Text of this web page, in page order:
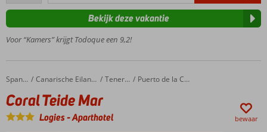
Gelegen
Ingles
Kleinschalig
Cita aan de
overkant
Verwarmd
Voor “Kamers” krijgt Todoque een 9,2!
Bekijk deze vakantie
Home Spanje Canarische Eilanden Tenerife Puerto de la Cruz
Coral Teide Mar
Coral Teide Mar
Logies-Aparthotel bewaar